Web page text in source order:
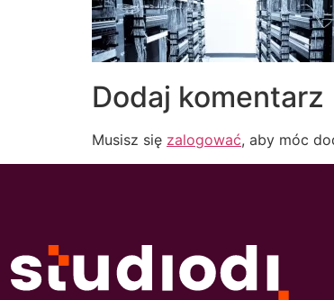
Dodaj komentarz
Musisz się zalogować, aby móc